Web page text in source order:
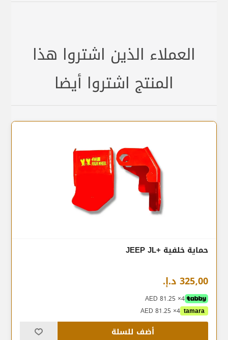
العملاء الذين اشتروا هذا
المنتج اشتروا أيضا
حماية خلفية +JEEP JL
325٫00 د.إ.‏
4× AED 81.25
tamara
4× AED 81.25
أضف للسلة